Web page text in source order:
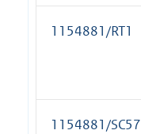
1154881/RT1
1154881/SC57